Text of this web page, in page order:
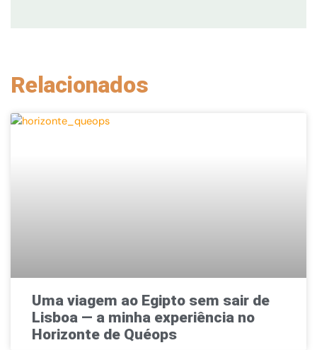
Relacionados
Uma viagem ao Egipto sem sair de
Lisboa — a minha experiência no
Horizonte de Quéops